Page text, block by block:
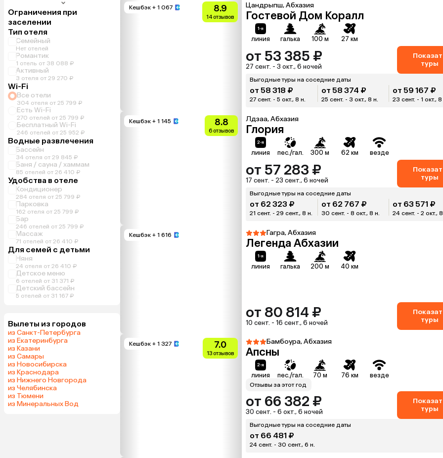
Ограничения при
заселении
Тип отеля
Семейный
Нет отелей
Романтик
1 отель от 38 088 ₽
Активный
3 отеля от 29 270 ₽
Wi-Fi
Все отели
304 отеля от 25 799 ₽
Есть Wi-Fi
270 отелей от 25 799 ₽
Бесплатный Wi-Fi
246 отелей от 25 952 ₽
Водные развлечения
Бассейн
34 отеля от 29 845 ₽
Баня / сауна / хаммам
85 отелей от 26 410 ₽
Удобства в отеле
Кондиционер
284 отеля от 25 799 ₽
Парковка
162 отеля от 25 799 ₽
Бар
246 отелей от 25 799 ₽
Массаж
71 отелей от 26 410 ₽
Для семей с детьми
Няня
24 отеля от 26 410 ₽
Детское меню
6 отелей от 31 371 ₽
Детский бассейн
5 отелей от 31 167 ₽
Вылеты из городов
из Санкт-Петербурга
из Екатеринбурга
из Казани
из Самары
из Новосибирска
из Краснодара
из Нижнего Новгорода
из Челябинска
из Тюмени
из Минеральных Вод
Кешбэк + 1 067 8.9
14 отзывов
Цандрыпш, Абхазия
Гостевой Дом Коралл
линия галька 100 м 27 км
от 53 385 ₽
27 сент. - 3 окт., 6 ночей
туры
Выгодные туры на соседние даты
от 58 318 ₽
27 сент. - 5 окт., 8 н.
от 58 374 ₽
25 сент. - 3 окт., 8 н.
от 59 167 ₽
23 сент. - 1 окт.,
Кешбэк + 1 145 8.8
6 отзывов
Лдзаа, Абхазия
Глория
линия пес./гал. 300 м 62 км везде
от 57 283 ₽
17 сент. - 23 сент., 6 ночей
туры
Выгодные туры на соседние даты
от 62 323 ₽
21 сент. - 29 сент., 8 н.
от 62 767 ₽
30 сент. - 8 окт., 8 н.
от 63 571 ₽
24 сент. - 2 окт.,
Кешбэк + 1 616 Гагра, Абхазия
Легенда Абхазии
линия галька 200 м 40 км
от 80 814 ₽
10 сент. - 16 сент., 6 ночей
туры
Кешбэк + 1 327 7.0
13 отзывов
Бамбоура, Абхазия
Апсны
линия пес./гал. 70 м 76 км везде
Отзывы за этот год
от 66 382 ₽
30 сент. - 6 окт., 6 ночей
туры
Выгодные туры на соседние даты
от 66 481 ₽
24 сент. - 30 сент., 6 н.